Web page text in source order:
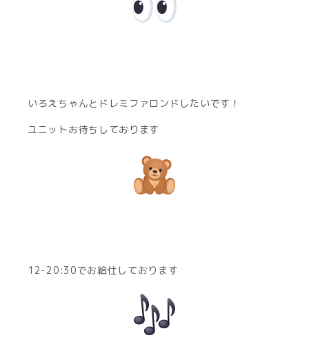
いろえちゃんとドレミファロンドしたいです！
ユニットお待ちしております
12-20:30でお給仕しております